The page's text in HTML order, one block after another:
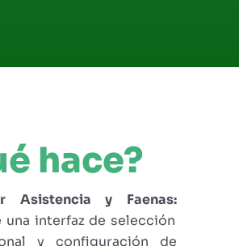
hace?
Asistencia y Faenas:
una interfaz de selección
y configuración de